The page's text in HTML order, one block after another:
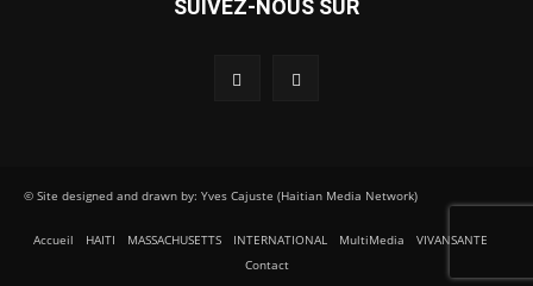
SUIVEZ-NOUS SUR
© Site designed and drawn by: Yves Cajuste (Haitian Media Network)
Accueil HAITI MASSACHUSETTS INTERNATIONAL MultiMedia
VIVANSANTE
Contact